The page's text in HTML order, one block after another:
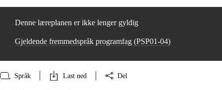
Denne læreplanen er ikke lenger gyldig
Gjeldende fremmedspråk programfag (PSP01‑04)
Språk Last ned Del